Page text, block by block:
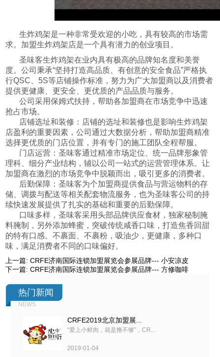
生炸鸡架是一种非常受欢迎的小吃，具有较高的市场需
求。加盟生炸鸡架店是一个具有潜力的创业项目。
圣味客生炸鸡架在业内具有极高的品牌知名度和美誉
度。公司秉承“坚持打造高品质、有创意的安全食品”严格执
行QSC、5S等店铺操作标准，努力为广大加盟商以及消费者
提供更健康、更安全、更优质的产品品质与服务。
公司采用保姆式扶持，帮助各加盟商在市场竞争中迅速
抢占市场。
店铺选址和装修：店铺的选址和装修也是影响生炸鸡架
店盈利的重要因素，公司通过大数据分析，帮助加盟商精准
选择更优质的门店位置，并有专门的施工团队全程帮服。
门店运营：圣味客通过精准市场定位、统一品牌形象管
理科、细分产业结构，辅以公司一站式的运营管理体系。让
加盟商在激烈的市场竞争中脱颖而出，吸引更多的消费者。
后勤保障：圣味客为个加盟商提供食品与营运物料的存
储、调拨与配送等相关配套物流服务，也为圣味客公司的持
续快速发展提供了扎实的基础和重要的后勤保障。
口味多样，圣味客采用头部品牌供应食材，独家秘制腌
料腌制，另外添加蜂蜜，突破传统咸香口味，打造焦香回甜
的特有口感。不裹面、不裹粉，吸油少，更健康，多种口
味，满足消费者不同的口味偏好。
上一篇:CRFE济南国际连锁加盟展览会参展品牌--- 小安凉皮
下一篇:CRFE济南国际连锁加盟展览会参展品牌--- 方修咖啡
热门新闻
NEWS
CRFE2019北京加盟展...
“爱上小鲜肉，就是撸不够”，CR...
2019-01-04